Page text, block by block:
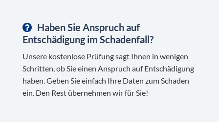
Haben Sie Anspruch auf
Entschädigung im Schadenfall?
Unsere kostenlose Prüfung sagt Ihnen in wenigen
Schritten, ob Sie einen Anspruch auf Entschädigung
haben. Geben Sie einfach Ihre Daten zum Schaden
ein. Den Rest übernehmen wir für Sie!